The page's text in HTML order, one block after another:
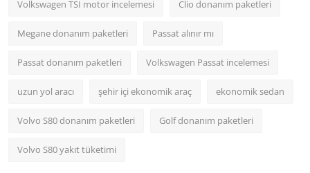
Volkswagen TSI motor incelemesi Clio donanım paketleri
Megane donanım paketleri Passat alınır mı
Passat donanım paketleri Volkswagen Passat incelemesi
uzun yol aracı şehir içi ekonomik araç ekonomik sedan
Volvo S80 donanım paketleri Golf donanım paketleri
Volvo S80 yakıt tüketimi